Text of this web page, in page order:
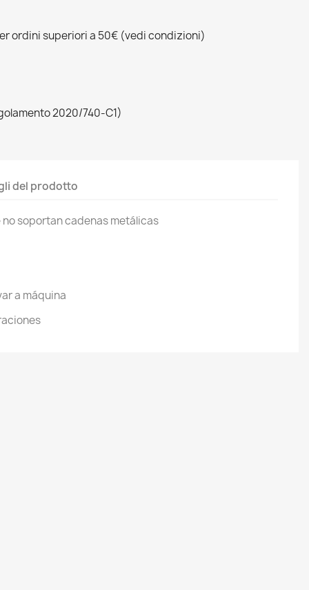
ordini superiori a 50€ (vedi condizioni)
2020/740-C1)
del prodotto
no soportan cadenas metálicas
a máquina